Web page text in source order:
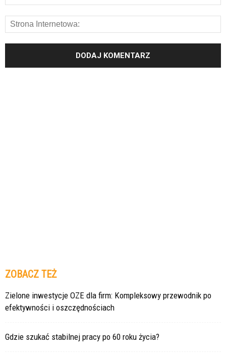
ZOBACZ TEŻ
Zielone inwestycje OZE dla firm: Kompleksowy przewodnik po
efektywności i oszczędnościach
Gdzie szukać stabilnej pracy po 60 roku życia?